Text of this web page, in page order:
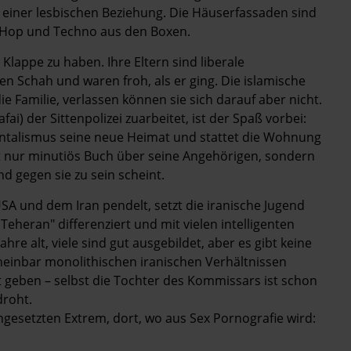
les­bischen Beziehung. Die Häuserfassaden sind
und Techno aus den ­Boxen.
zu haben. Ihre Eltern sind liberale
Schah und waren froh, als er ging. Die islamische
Familie, verlassen können sie sich darauf aber nicht.
der Sittenpolizei zuarbeitet, ist der Spaß vorbei:
seine neue Heimat und stattet die Wohnung
minutiös Buch über seine Angehörigen, sondern
gegen sie zu sein scheint.
und dem Iran pendelt, setzt die iranische Jugend
differenziert und mit vielen intelligenten
alt, viele sind gut ausgebildet, aber es gibt keine
monolithischen iranischen Verhältnissen
– selbst die Tochter des Kommissars ist schon
Extrem, dort, wo aus Sex Pornografie wird: